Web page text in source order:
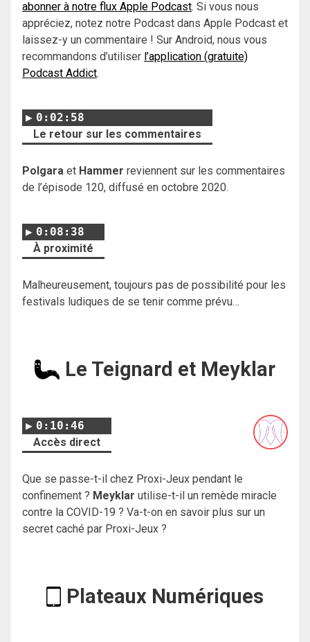
abonner à notre flux Apple Podcast. Si vous nous
appréciez, notez notre Podcast dans Apple Podcast et
laissez-y un commentaire ! Sur Android, nous vous
recommandons d’utiliser l’application (gratuite)
Podcast Addict.
0:02:58
Le retour sur les commentaires
Polgara et Hammer reviennent sur les commentaires
de l’épisode 120, diffusé en octobre 2020.
0:08:38
À proximité
Malheureusement, toujours pas de possibilité pour les
festivals ludiques de se tenir comme prévu…
Le Teignard et Meyklar
0:10:46
Accès direct
Que se passe-t-il chez Proxi-Jeux pendant le
confinement ? Meyklar utilise-t-il un remède miracle
contre la COVID-19 ? Va-t-on en savoir plus sur un
secret caché par Proxi-Jeux ?
Plateaux Numériques